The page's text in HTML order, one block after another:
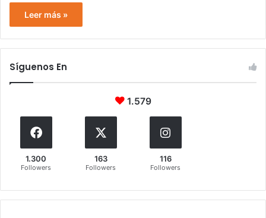
Leer más »
Síguenos En
1.579
1.300
Followers
163
Followers
116
Followers